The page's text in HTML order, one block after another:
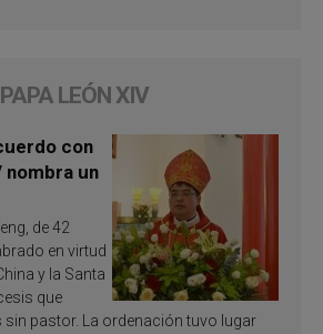
PAPA LEÓN XIV
con
nombra un
de 42
en virtud
y la Santa
que
sin pastor. La ordenación tuvo lugar